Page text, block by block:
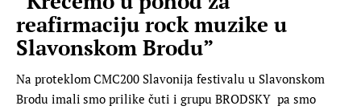
reafirmaciju rock muzike u
Slavonskom Brodu”
Na proteklom CMC200 Slavonija festivalu u Slavonskom
Brodu imali smo prilike čuti i grupu BRODSKY pa smo